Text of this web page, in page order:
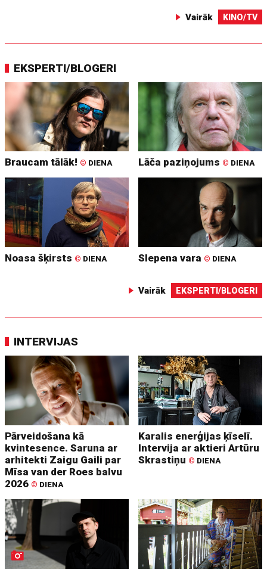
Vairāk KINO/TV
EKSPERTI/BLOGERI
Braucam tālāk! © DIENA Lāča paziņojums © DIENA
Noasa šķirsts © DIENA Slepena vara © DIENA
Vairāk EKSPERTI/BLOGERI
INTERVIJAS
Pārveidošana kā
kvintesence. Saruna ar
arhitekti Zaigu Gaili par
Mīsa van der Roes balvu
2026 © DIENA
Karalis enerģijas ķīselī.
Intervija ar aktieri Artūru
Skrastiņu © DIENA